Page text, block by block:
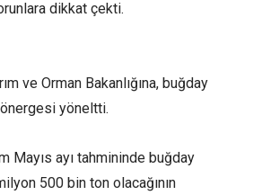
dikkat çekti.
ve Orman Bakanlığına, buğday
yöneltti.
Mayıs ayı tahmininde buğday
500 bin ton olacağının